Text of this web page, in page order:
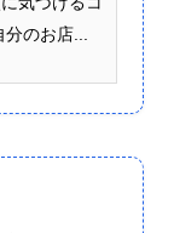
のお店...